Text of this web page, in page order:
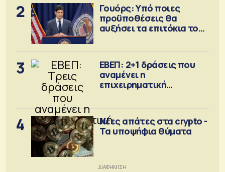
2
Γουόρς: Υπό ποιες
προϋποθέσεις θα
αυξήσει τα επιτόκια τον
3
ΕΒΕΠ: 2+1 δράσεις που
αναμένει η
επιχειρηματική
4
Νέες απάτες στα crypto -
Τα υποψήφια θύματα